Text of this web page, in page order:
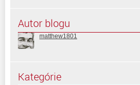
Autor blogu
matthew1801
Kategórie